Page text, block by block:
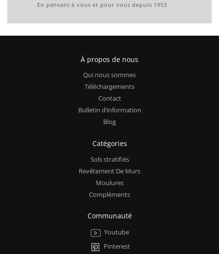
En pensant à vous et pour vous depuis 1953
À propos de nous
Qui nous sommes
Téléchargements
Contact
Bulletin d’information
Blog
Catégories
Sols stratifiés
Revêtement De Murs
Moulures
Compléments
Communauté
Youtube
Pinterest